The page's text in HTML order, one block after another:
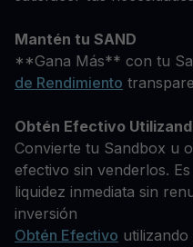
Mantén tu SAND
**Gana Más** con tu
de Rendimiento
Obtén Efectivo
Convierte tu Sandbox u
efectivo sin venderlos.
liquidez inmediata sin
inversión
Obtén Efectivo utilizando